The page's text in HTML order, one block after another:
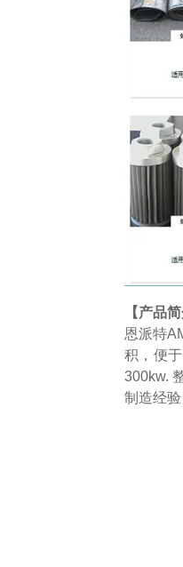
【产品
恩派特
积，便
300kw.
制造经